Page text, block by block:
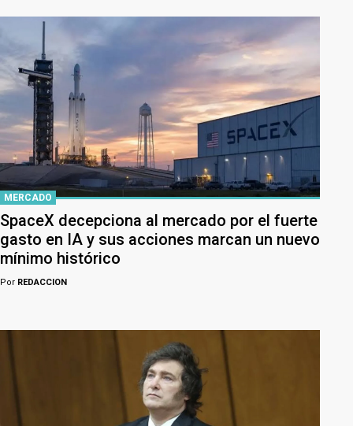
MERCADO
SpaceX decepciona al mercado por el fuerte
gasto en IA y sus acciones marcan un nuevo
mínimo histórico
Por REDACCION